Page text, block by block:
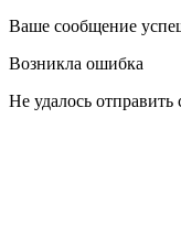
Ваше сообщение
Возникла ошибка
Не удалось